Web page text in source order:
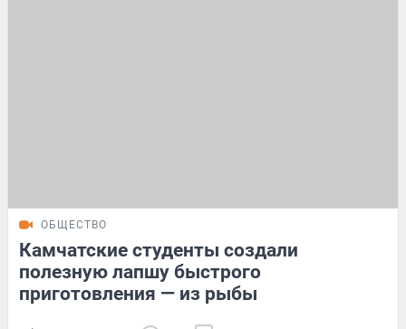
ОБЩЕСТВО
Камчатские студенты создали
полезную лапшу быстрого
приготовления — из рыбы